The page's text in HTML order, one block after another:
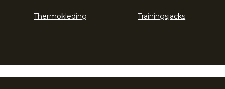
Thermokleding Trainingsjacks